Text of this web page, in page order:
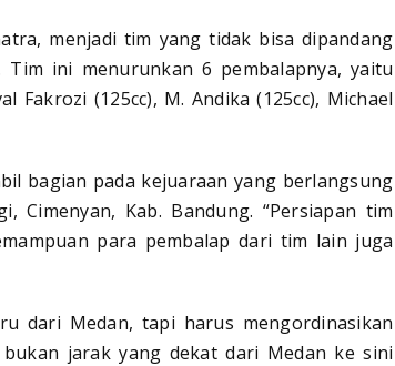
menjadi tim yang tidak bisa dipandang
ini menurunkan 6 pembalapnya, yaitu
Fakrozi (125cc), M. Andika (125cc), Michael
bagian pada kejuaraan yang berlangsung
Cimenyan, Kab. Bandung. “Persiapan tim
para pembalap dari tim lain juga
dari Medan, tapi harus mengordinasikan
jarak yang dekat dari Medan ke sini